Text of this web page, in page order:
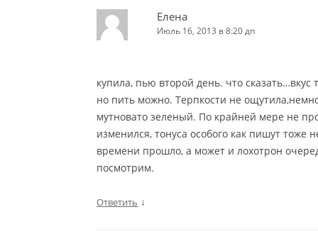
Елена
Июль 16, 2013 в 8:20 дп
купила, пью второй день. что сказать…вкус
но пить можно. Терпкости не
мутновато зеленый. По крайней мере не
изменился, тонуса особого как пишут
времени прошло, а может и лохотрон
посмотрим.
Ответить ↓